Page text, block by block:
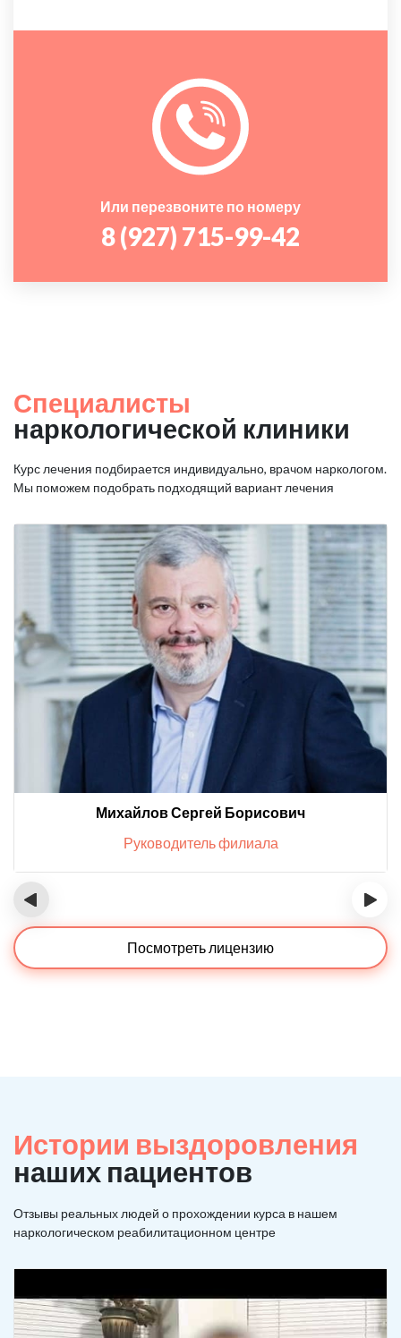
Или перезвоните по номеру
8 (927) 715-99-42
Специалисты
наркологической клиники
Курс лечения подбирается индивидуально, врачом наркологом.
Мы поможем подобрать подходящий вариант лечения
Михайлов Сергей Борисович
Руководитель филиала
‹ ›
Посмотреть лицензию
Истории выздоровления
наших пациентов
Отзывы реальных людей о прохождении курса в нашем
наркологическом реабилитационном центре